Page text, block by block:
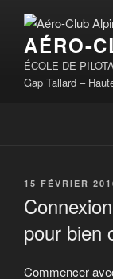
contenu
principal
AÉRO-
ÉCOLE DE
Gap Tallard –
PUBLIÉ
15 FÉVRIER
pour bien
Commencer